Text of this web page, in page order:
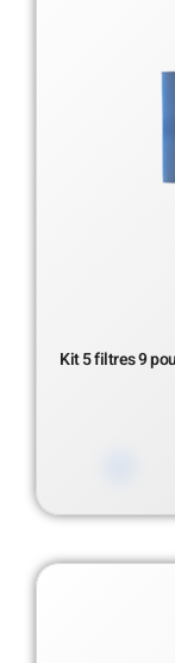
Kit 5 filtres 9